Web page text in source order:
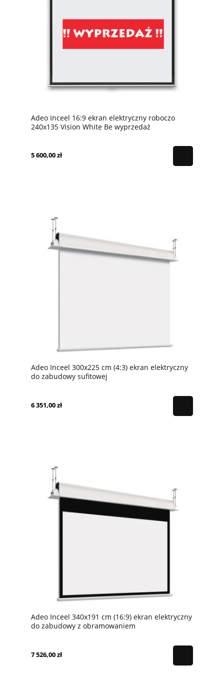
Adeo Inceel 16:9 ekran elektryczny roboczo
240x135 Vision White Be wyprzedaż
5 600,00 zł
Adeo Inceel 300x225 cm (4:3) ekran elektryczny
do zabudowy sufitowej
6 351,00 zł
Adeo Inceel 340x191 cm (16:9) ekran elektryczny
do zabudowy z obramowaniem
7 526,00 zł